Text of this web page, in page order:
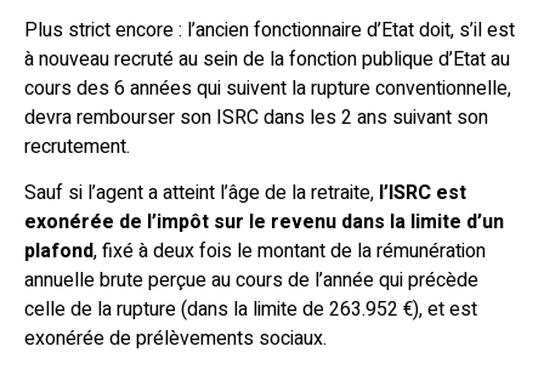
Plus strict encore : l’ancien fonctionnaire d’Etat doit, s’il est
à nouveau recruté au sein de la fonction publique d’Etat au
cours des 6 années qui suivent la rupture conventionnelle,
devra rembourser son ISRC dans les 2 ans suivant son
recrutement.
Sauf si l’agent a atteint l’âge de la retraite, l’ISRC est
exonérée de l’impôt sur le revenu dans la limite d’un
plafond, fixé à deux fois le montant de la rémunération
annuelle brute perçue au cours de l’année qui précède
celle de la rupture (dans la limite de 263.952 €), et est
exonérée de prélèvements sociaux.